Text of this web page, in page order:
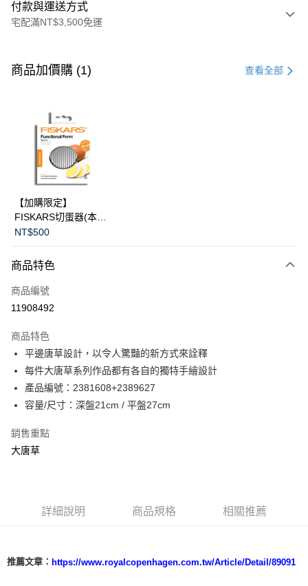
付款與運送方式
宅配滿NT$3,500免運
信用卡一次付款
3 期 0 利率 每期
合作金庫商業銀行
華南商業銀行
上海商業儲蓄銀行
國泰世華商業銀行
臺灣中小企業銀行
匯豐（台灣）商業銀行
聯邦商業銀行
元大商業銀行
台新國際商業銀行
LINE Pay
Apple Pay
運送方式
黑貓宅急便
商品加價購 (1) 查看全部
【加購限定】
FISKARS切蛋器(本商
品不提供破損保證)
NT$500
商品特色
商品編號
11908492
商品特色
平邊唐草設計，以令人驚豔的新方式來詮釋
每件大唐草系列作品都有各自的獨特手繪設計
產品編號：2381608+2389627
容量/尺寸：深盤21cm / 平盤27cm
銷售重點
大唐草
詳細說明 商品規格 相關推薦
推薦文章： https://www.royalcopenhagen.com.tw/Article/Detail/89091